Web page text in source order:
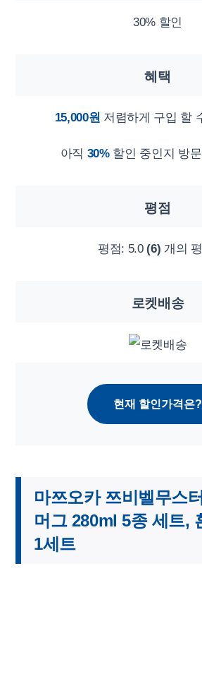
30% 할인
혜택
15,000원 저렴하게 구입 할
아직 30%할인 중인지 방
평점
평점: 5.0 (6) 개의
로켓배송
현재 할인가격은?
마쯔오카 쯔비벨무스
머그 280ml 5종 세트,
1세트